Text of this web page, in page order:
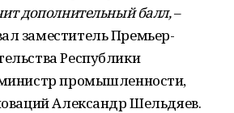
дополнительный балл,–
заместитель Премьер-
Республики
промышленности,
Александр Шельдяев.